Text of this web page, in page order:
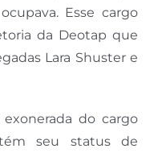
Esse cargo
da Deotap que
Lara Shuster e
do cargo
seu status de